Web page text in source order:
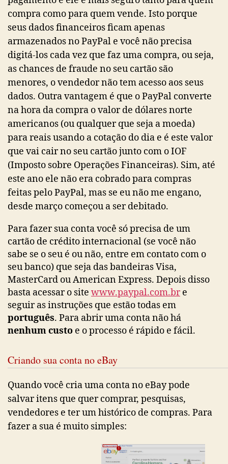
compra como para quem vende. Isto porque
seus dados financeiros ficam apenas
armazenados no PayPal e você não precisa
digitá-los cada vez que faz uma compra, ou seja,
as chances de fraude no seu cartão são
menores, o vendedor não tem acesso aos seus
dados. Outra vantagem é que o PayPal converte
na hora da compra o valor de dólares norte
americanos (ou qualquer que seja a moeda)
para reais usando a cotação do dia e é este valor
que vai cair no seu cartão junto com o IOF
(Imposto sobre Operações Financeiras). Sim, até
este ano ele não era cobrado para compras
feitas pelo PayPal, mas se eu não me engano,
desde março começou a ser debitado.
Para fazer sua conta você só precisa de um
cartão de crédito internacional (se você não
sabe se o seu é ou não, entre em contato com o
seu banco) que seja das bandeiras Visa,
MasterCard ou American Express. Depois disso
basta acessar o site www.paypal.com.bre
seguir as instruções que estão todas em
português. Para abrir uma conta não há
nenhum custo e o processo é rápido e fácil.
Criando sua conta no eBay
Quando você cria uma conta no eBay pode
salvar itens que quer comprar, pesquisas,
vendedores e ter um histórico de compras. Para
fazer a sua é muito simples: